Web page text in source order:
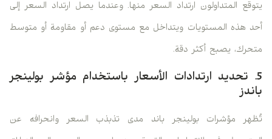
يتوقع المتداولون ارتداد السعر منها. وعندما يصل ارتداد السعر إلى
أحد هذه المستويات ويتداخل مع مستوى دعم أو مقاومة أو متوسط
​​متحرك، يصبح أكثر دقة.
5. تحديد ارتدادات الأسعار باستخدام مؤشر بولينجر
باندز
تُظهر مؤشرات بولينجر باند مدى تذبذب السعر وانحرافه عن